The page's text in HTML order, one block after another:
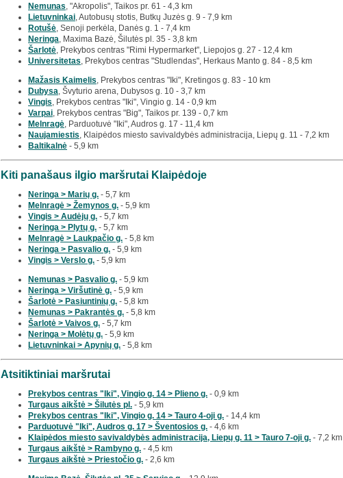
Nemunas , "Akropolis", Taikos pr. 61 - 4,3 km
Lietuvninkai , Autobusų stotis, Butkų Juzės g. 9 - 7,9 km
Rotušė , Senoji perkėla, Danės g. 1 - 7,4 km
Neringa , Maxima Bazė, Šilutės pl. 35 - 3,8 km
Šarlotė , Prekybos centras "Rimi Hypermarket", Liepojos g. 27 - 12,4 km
Universitetas , Prekybos centras "Studlendas", Herkaus Manto g. 84 - 8,5 km
Mažasis Kaimelis , Prekybos centras "Iki", Kretingos g. 83 - 10 km
Dubysa , Švyturio arena, Dubysos g. 10 - 3,7 km
Vingis , Prekybos centras "Iki", Vingio g. 14 - 0,9 km
Varpai , Prekybos centras "Big", Taikos pr. 139 - 0,7 km
Melnragė , Parduotuvė "Iki", Audros g. 17 - 11,4 km
Naujamiestis , Klaipėdos miesto savivaldybės administracija, Liepų g. 11 - 7,2 km
Baltikalnė - 5,9 km
Kiti panašaus ilgio maršrutai Klaipėdoje
Neringa > Marių g. - 5,7 km
Melnragė > Žemynos g. - 5,9 km
Vingis > Audėjų g. - 5,7 km
Neringa > Plytų g. - 5,7 km
Melnragė > Laukpačio g. - 5,8 km
Neringa > Pasvalio g. - 5,9 km
Vingis > Verslo g. - 5,9 km
Nemunas > Pasvalio g. - 5,9 km
Neringa > Viršutinė g. - 5,9 km
Šarlotė > Pasiuntinių g. - 5,8 km
Nemunas > Pakrantės g. - 5,8 km
Šarlotė > Vaivos g. - 5,7 km
Neringa > Molėtų g. - 5,9 km
Lietuvninkai > Apynių g. - 5,8 km
Atsitiktiniai maršrutai
Prekybos centras "Iki", Vingio g. 14 > Plieno g. - 0,9 km
Turgaus aikštė > Šilutės pl. - 5,9 km
Prekybos centras "Iki", Vingio g. 14 > Tauro 4-oji g. - 14,4 km
Parduotuvė "Iki", Audros g. 17 > Šventosios g. - 4,6 km
Klaipėdos miesto savivaldybės administracija, Liepų g. 11 > Tauro 7-oji g. - 7,2 km
Turgaus aikštė > Rambyno g. - 4,5 km
Turgaus aikštė > Priestočio g. - 2,6 km